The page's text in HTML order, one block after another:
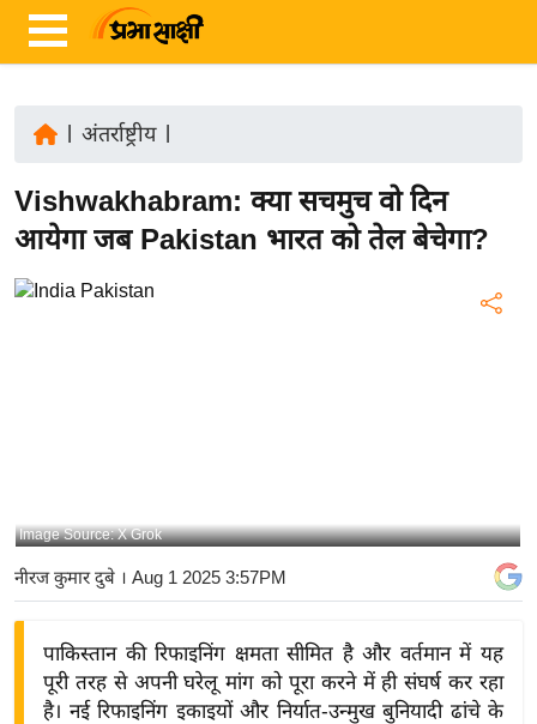
ज़ा
ख
र
ष्ट्री
बि
अंतर्राष्ट्रीय|
Vishwakhabram: क्या सचमुच वो दिन
आयेगा जब Pakistan भारत को तेल बेचेगा?
Image Source: X Grok
नीरज कुमार दुबे । Aug 1 2025 3:57PM
पाकिस्तान की रिफाइनिंग क्षमता सीमित है और वर्तमान में यह
पूरी तरह से अपनी घरेलू मांग को पूरा करने में ही संघर्ष कर रहा
है। नई रिफाइनिंग इकाइयों और निर्यात-उन्मुख बुनियादी ढांचे के